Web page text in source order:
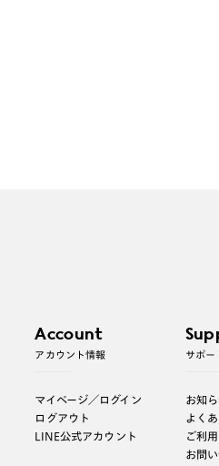
Account
アカウント情報
マイページ／ログイン
ログアウト
LINE公式アカウント
サポー
お知
よく
ご利
お問